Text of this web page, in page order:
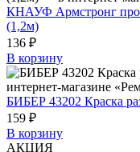
КНАУФ Армстронг
(1,2м)
136 ₽
В корзину
БИБЕР 43202 Краска
159 ₽
В корзину
АКЦИЯ